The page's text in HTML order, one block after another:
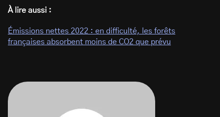
À lire aussi :
Émissions nettes 2022 : en difficulté, les forêts
françaises absorbent moins de CO2 que prévu